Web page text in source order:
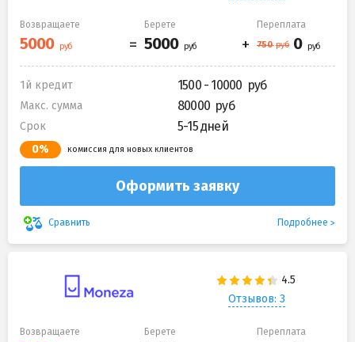
Возвращаете Берете Переплата
1й кредит 1500 - 10000
Макс. сумма 80000
Срок 5-15 дней
0% комиссия для новых клиентов
Оформить заявку
Сравнить Подробнее
Отзывов: 3
Возвращаете Берете Переплата